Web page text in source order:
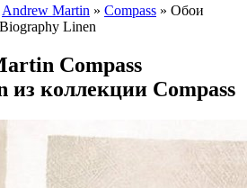
Andrew Martin » Compass » Обои
Linen
Compass
из коллекции Compass